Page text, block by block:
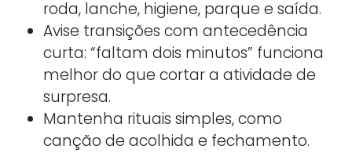
roda, lanche, higiene, parque e saída.
Avise transições com antecedência
curta: “faltam dois minutos” funciona
melhor do que cortar a atividade de
surpresa.
Mantenha rituais simples, como
canção de acolhida e fechamento.